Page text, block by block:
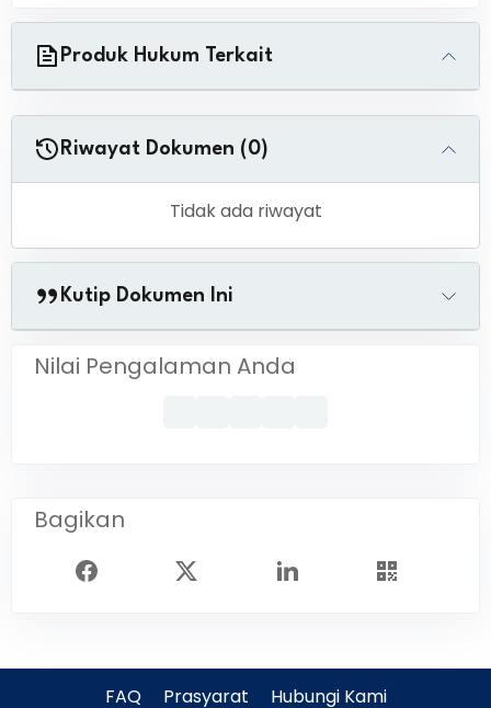
Produk Hukum Terkait
Riwayat Dokumen (0)
Tidak ada riwayat
Kutip Dokumen Ini
Nilai Pengalaman Anda
Bagikan
FAQ Prasyarat Hubungi Kami